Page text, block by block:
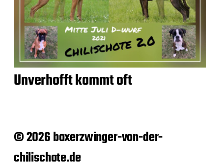
Unverhofft kommt oft
© 2026 boxerzwinger-von-der-
chilischote.de